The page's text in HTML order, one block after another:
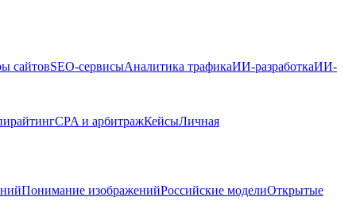
сайтовSEO-сервисыАналитика трафикаИИ-разработкаИИ-
CPA и арбитражКейсыЛичная
Понимание изображенийРоссийские моделиОткрытые